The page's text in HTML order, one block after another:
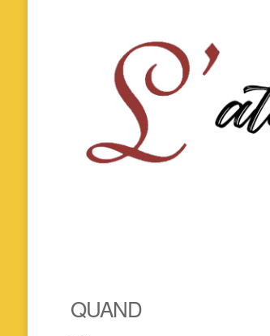
QUAND